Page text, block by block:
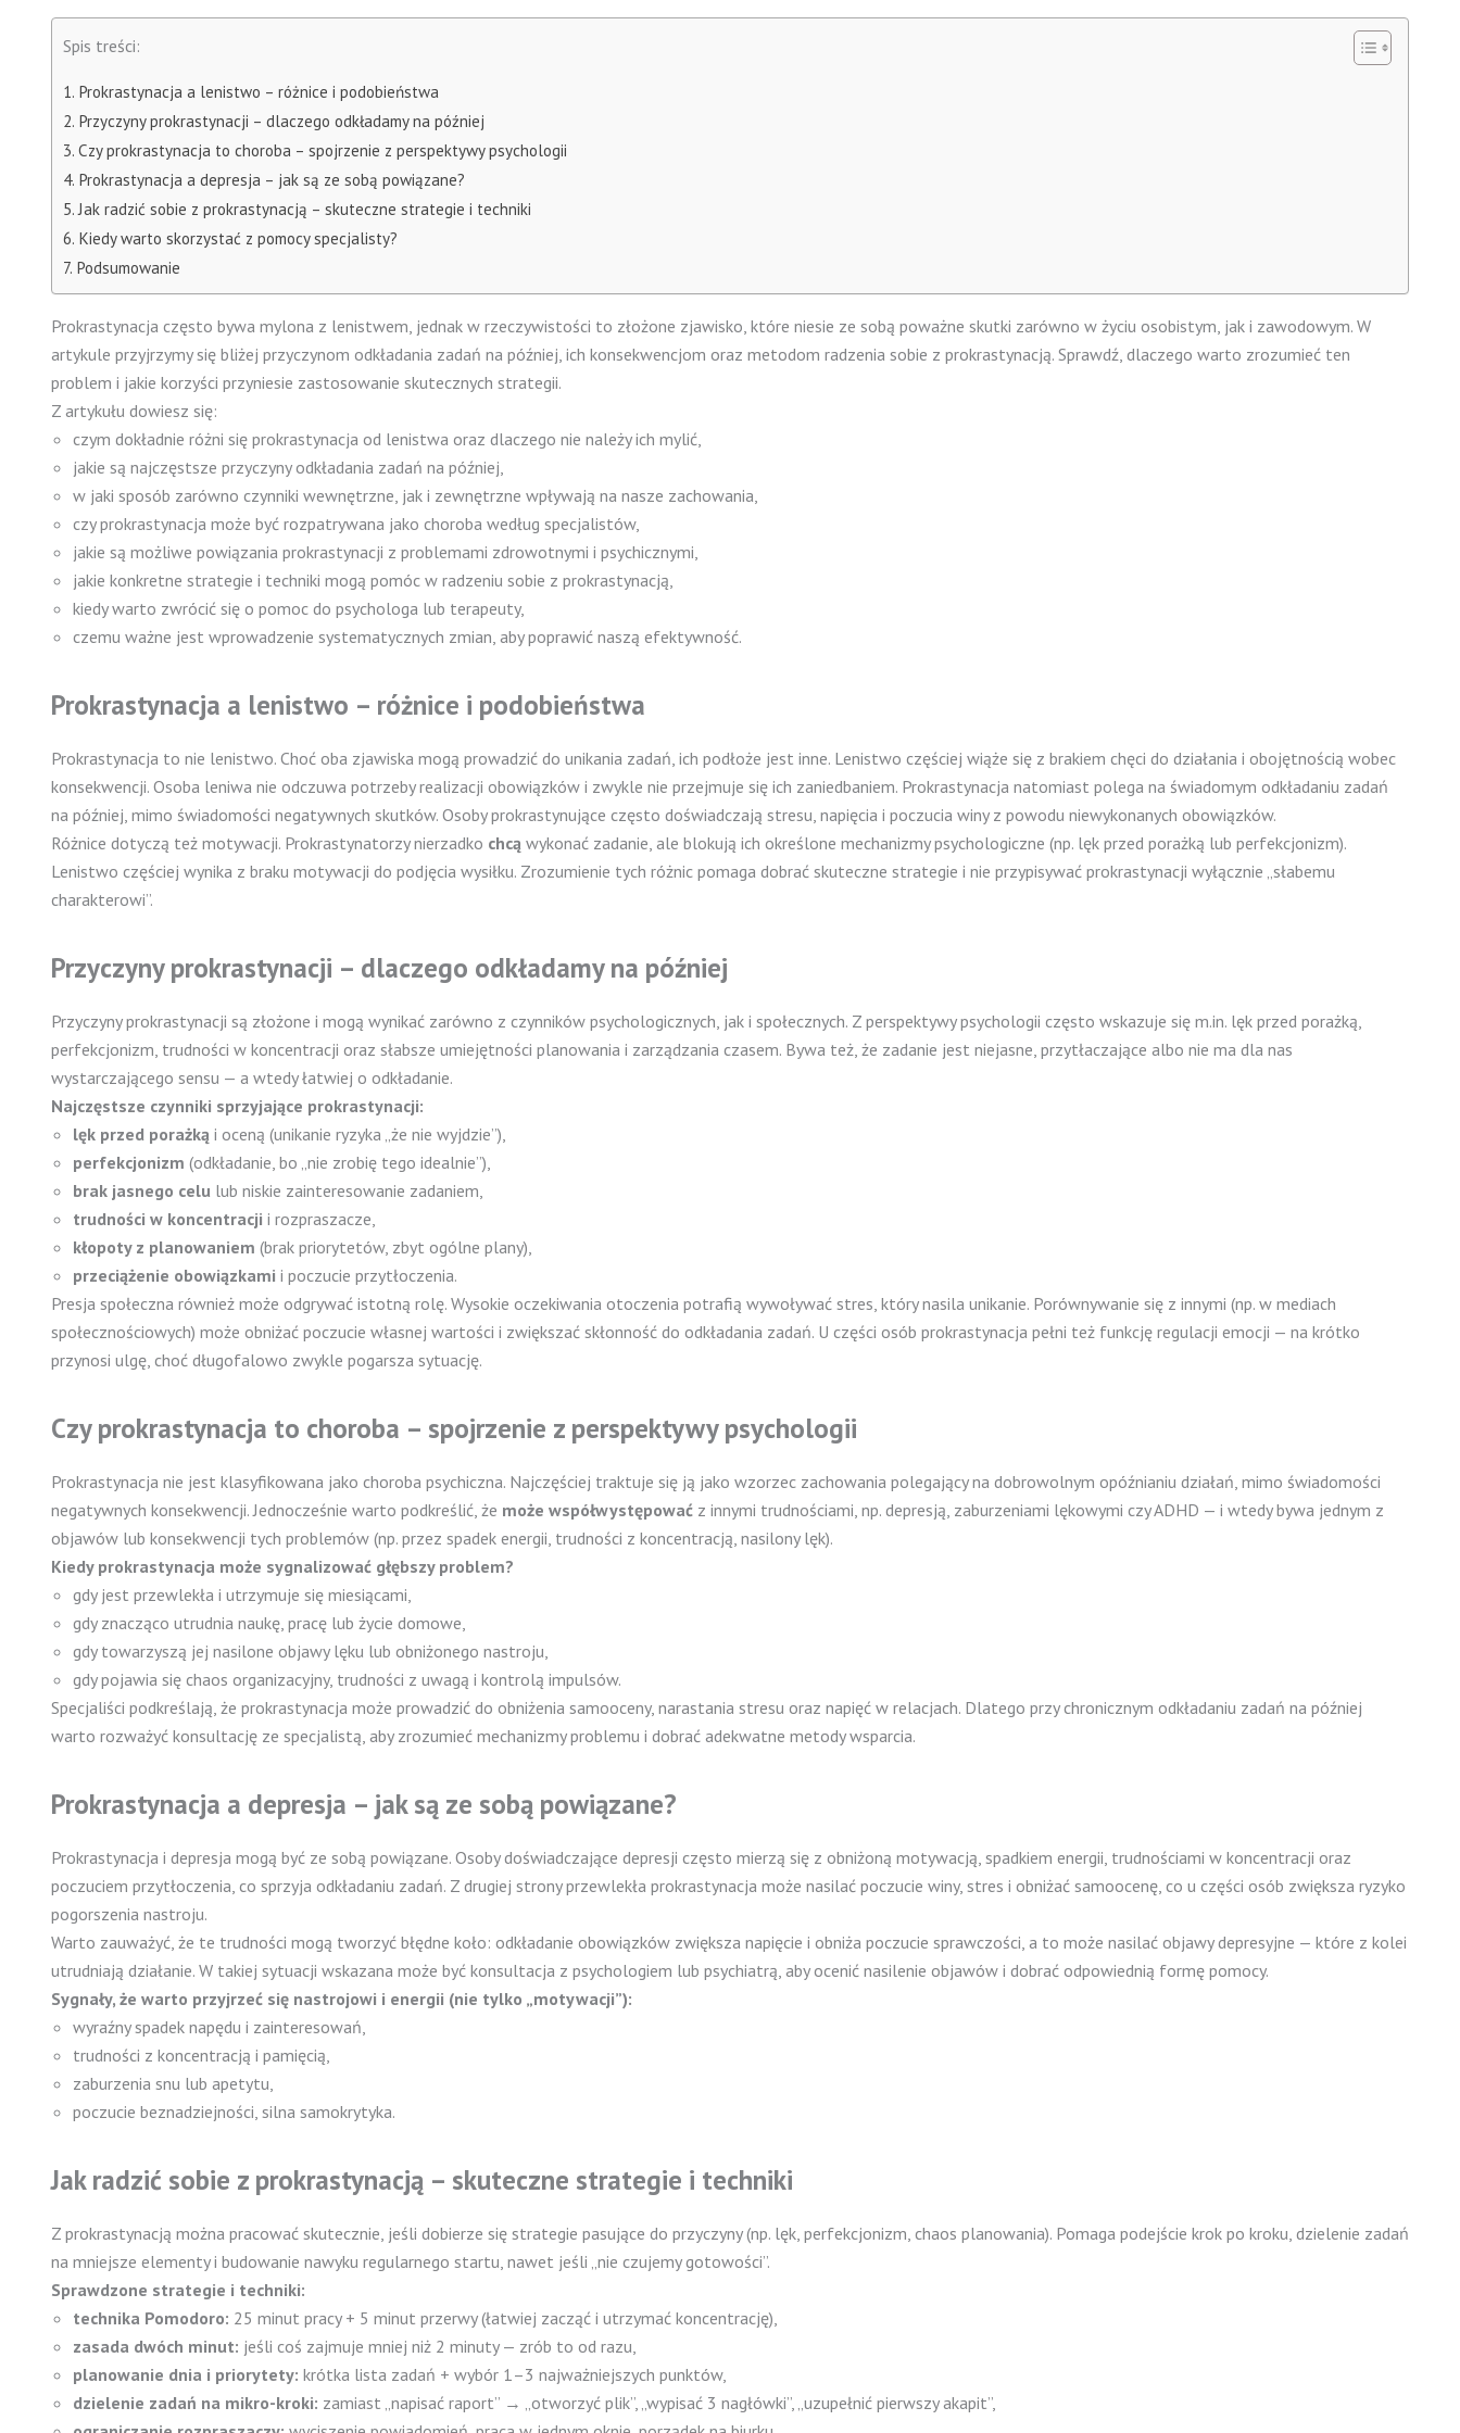
Spis treści:
Prokrastynacja a lenistwo – różnice i podobieństwa
Przyczyny prokrastynacji – dlaczego odkładamy na później
Czy prokrastynacja to choroba – spojrzenie z perspektywy psychologii
Prokrastynacja a depresja – jak są ze sobą powiązane?
Jak radzić sobie z prokrastynacją – skuteczne strategie i techniki
Kiedy warto skorzystać z pomocy specjalisty?
Podsumowanie
Prokrastynacja często bywa mylona z lenistwem, jednak w rzeczywistości to złożone zjawisko, które niesie ze sobą poważne skutki zarówno w życiu osobistym, jak i zawodowym. W
artykule przyjrzymy się bliżej przyczynom odkładania zadań na później, ich konsekwencjom oraz metodom radzenia sobie z prokrastynacją. Sprawdź, dlaczego warto zrozumieć ten
problem i jakie korzyści przyniesie zastosowanie skutecznych strategii.
Z artykułu dowiesz się:
czym dokładnie różni się prokrastynacja od lenistwa oraz dlaczego nie należy ich mylić,
jakie są najczęstsze przyczyny odkładania zadań na później,
w jaki sposób zarówno czynniki wewnętrzne, jak i zewnętrzne wpływają na nasze zachowania,
czy prokrastynacja może być rozpatrywana jako choroba według specjalistów,
jakie są możliwe powiązania prokrastynacji z problemami zdrowotnymi i psychicznymi,
jakie konkretne strategie i techniki mogą pomóc w radzeniu sobie z prokrastynacją,
kiedy warto zwrócić się o pomoc do psychologa lub terapeuty,
czemu ważne jest wprowadzenie systematycznych zmian, aby poprawić naszą efektywność.
Prokrastynacja a lenistwo – różnice i podobieństwa
Prokrastynacja to nie lenistwo. Choć oba zjawiska mogą prowadzić do unikania zadań, ich podłoże jest inne. Lenistwo częściej wiąże się z brakiem chęci do działania i obojętnością wobec
konsekwencji. Osoba leniwa nie odczuwa potrzeby realizacji obowiązków i zwykle nie przejmuje się ich zaniedbaniem. Prokrastynacja natomiast polega na świadomym odkładaniu zadań
na później, mimo świadomości negatywnych skutków. Osoby prokrastynujące często doświadczają stresu, napięcia i poczucia winy z powodu niewykonanych obowiązków.
Różnice dotyczą też motywacji. Prokrastynatorzy nierzadko chcą wykonać zadanie, ale blokują ich określone mechanizmy psychologiczne (np. lęk przed porażką lub perfekcjonizm).
Lenistwo częściej wynika z braku motywacji do podjęcia wysiłku. Zrozumienie tych różnic pomaga dobrać skuteczne strategie i nie przypisywać prokrastynacji wyłącznie „słabemu
charakterowi”.
Przyczyny prokrastynacji – dlaczego odkładamy na później
Przyczyny prokrastynacji są złożone i mogą wynikać zarówno z czynników psychologicznych, jak i społecznych. Z perspektywy psychologii często wskazuje się m.in. lęk przed porażką,
perfekcjonizm, trudności w koncentracji oraz słabsze umiejętności planowania i zarządzania czasem. Bywa też, że zadanie jest niejasne, przytłaczające albo nie ma dla nas
wystarczającego sensu — a wtedy łatwiej o odkładanie.
Najczęstsze czynniki sprzyjające prokrastynacji:
lęk przed porażką i oceną (unikanie ryzyka „że nie wyjdzie”),
perfekcjonizm (odkładanie, bo „nie zrobię tego idealnie”),
brak jasnego celu lub niskie zainteresowanie zadaniem,
trudności w koncentracji i rozpraszacze,
kłopoty z planowaniem (brak priorytetów, zbyt ogólne plany),
przeciążenie obowiązkami i poczucie przytłoczenia.
Presja społeczna również może odgrywać istotną rolę. Wysokie oczekiwania otoczenia potrafią wywoływać stres, który nasila unikanie. Porównywanie się z innymi (np. w mediach
społecznościowych) może obniżać poczucie własnej wartości i zwiększać skłonność do odkładania zadań. U części osób prokrastynacja pełni też funkcję regulacji emocji — na krótko
przynosi ulgę, choć długofalowo zwykle pogarsza sytuację.
Czy prokrastynacja to choroba – spojrzenie z perspektywy psychologii
Prokrastynacja nie jest klasyfikowana jako choroba psychiczna. Najczęściej traktuje się ją jako wzorzec zachowania polegający na dobrowolnym opóźnianiu działań, mimo świadomości
negatywnych konsekwencji. Jednocześnie warto podkreślić, że może współwystępować z innymi trudnościami, np. depresją, zaburzeniami lękowymi czy ADHD — i wtedy bywa jednym z
objawów lub konsekwencji tych problemów (np. przez spadek energii, trudności z koncentracją, nasilony lęk).
Kiedy prokrastynacja może sygnalizować głębszy problem?
gdy jest przewlekła i utrzymuje się miesiącami,
gdy znacząco utrudnia naukę, pracę lub życie domowe,
gdy towarzyszą jej nasilone objawy lęku lub obniżonego nastroju,
gdy pojawia się chaos organizacyjny, trudności z uwagą i kontrolą impulsów.
Specjaliści podkreślają, że prokrastynacja może prowadzić do obniżenia samooceny, narastania stresu oraz napięć w relacjach. Dlatego przy chronicznym odkładaniu zadań na później
warto rozważyć konsultację ze specjalistą, aby zrozumieć mechanizmy problemu i dobrać adekwatne metody wsparcia.
Prokrastynacja a depresja – jak są ze sobą powiązane?
Prokrastynacja i depresja mogą być ze sobą powiązane. Osoby doświadczające depresji często mierzą się z obniżoną motywacją, spadkiem energii, trudnościami w koncentracji oraz
poczuciem przytłoczenia, co sprzyja odkładaniu zadań. Z drugiej strony przewlekła prokrastynacja może nasilać poczucie winy, stres i obniżać samoocenę, co u części osób zwiększa ryzyko
pogorszenia nastroju.
Warto zauważyć, że te trudności mogą tworzyć błędne koło: odkładanie obowiązków zwiększa napięcie i obniża poczucie sprawczości, a to może nasilać objawy depresyjne — które z kolei
utrudniają działanie. W takiej sytuacji wskazana może być konsultacja z psychologiem lub psychiatrą, aby ocenić nasilenie objawów i dobrać odpowiednią formę pomocy.
Sygnały, że warto przyjrzeć się nastrojowi i energii (nie tylko „motywacji”):
wyraźny spadek napędu i zainteresowań,
trudności z koncentracją i pamięcią,
zaburzenia snu lub apetytu,
poczucie beznadziejności, silna samokrytyka.
Jak radzić sobie z prokrastynacją – skuteczne strategie i techniki
Z prokrastynacją można pracować skutecznie, jeśli dobierze się strategie pasujące do przyczyny (np. lęk, perfekcjonizm, chaos planowania). Pomaga podejście krok po kroku, dzielenie zadań
na mniejsze elementy i budowanie nawyku regularnego startu, nawet jeśli „nie czujemy gotowości”.
Sprawdzone strategie i techniki:
technika Pomodoro: 25 minut pracy + 5 minut przerwy (łatwiej zacząć i utrzymać koncentrację),
zasada dwóch minut: jeśli coś zajmuje mniej niż 2 minuty — zrób to od razu,
planowanie dnia i priorytety: krótka lista zadań + wybór 1–3 najważniejszych punktów,
dzielenie zadań na mikro-kroki: zamiast „napisać raport” → „otworzyć plik”, „wypisać 3 nagłówki”, „uzupełnić pierwszy akapit”,